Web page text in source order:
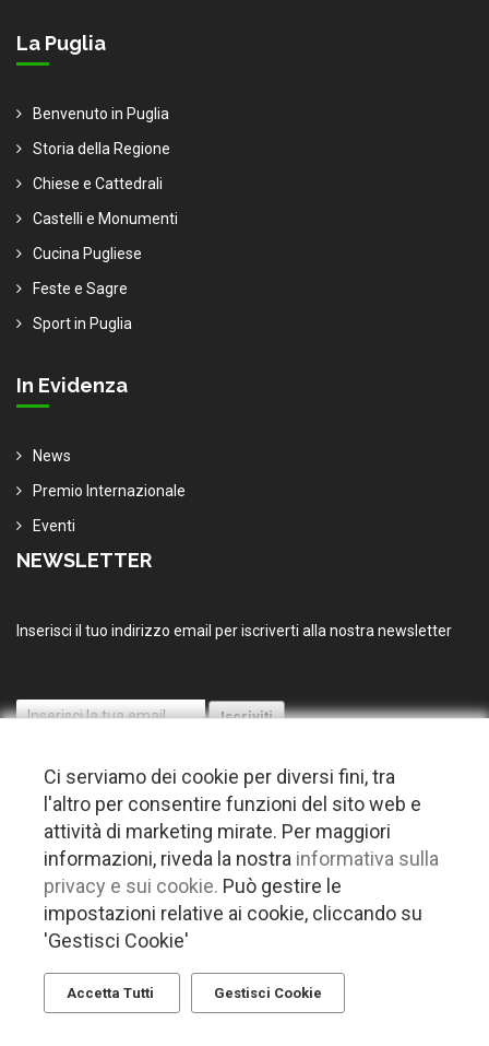
La Puglia
Benvenuto in Puglia
Storia della Regione
Chiese e Cattedrali
Castelli e Monumenti
Cucina Pugliese
Feste e Sagre
Sport in Puglia
In Evidenza
News
Premio Internazionale
Eventi
NEWSLETTER
Inserisci il tuo indirizzo email per iscriverti alla nostra newsletter
© 2026 Copyright Puglia nel mondo. Tutti i diritti riservati |Privacy
-Cookie policy-Gestisci Cookie -
Ci serviamo dei cookie per diversi fini, tra
l'altro per consentire funzioni del sito web e
attività di marketing mirate. Per maggiori
informazioni, riveda la nostra informativa sulla
privacy e sui cookie. Può gestire le
impostazioni relative ai cookie, cliccando su
'Gestisci Cookie'
Accetta Tutti Gestisci Cookie
Questo plugin utilizza cookie per raccogliere dati e cookie di terze parti